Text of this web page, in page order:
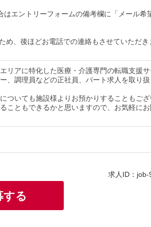
はエントリーフォームの備考欄に「メール希
め、後ほどお電話での連絡もさせていただき
リアに特化した医療・介護専門の転職支援
、調理員などの正社員、パート求人を取り
ついても施設様よりお預かりすることもご
こともできるかと思いますので、お気軽に
求人ID：job-
する